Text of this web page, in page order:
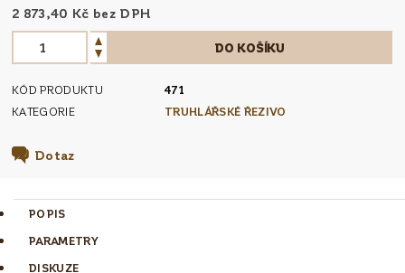
2 873,40 Kč bez DPH
KÓD PRODUKTU
471
KATEGORIE
TRUHLÁŘSKÉ ŘEZIVO
Dotaz
POPIS
PARAMETRY
DISKUZE